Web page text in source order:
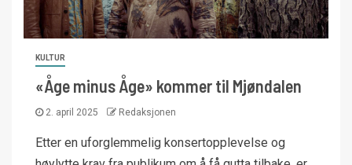
KULTUR
«Åge minus Åge» kommer til Mjøndalen
2. april 2025 Redaksjonen
Etter en uforglemmelig konsertopplevelse og